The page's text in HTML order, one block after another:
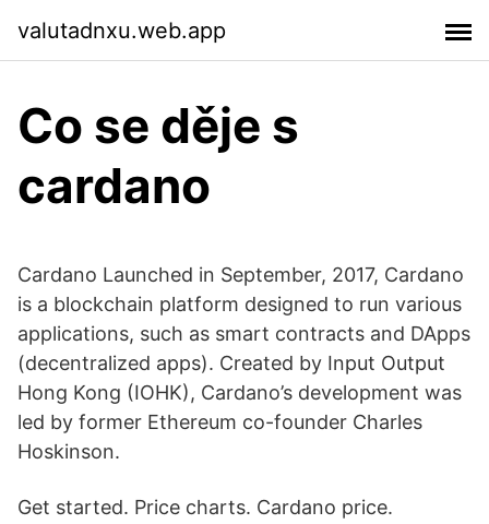
valutadnxu.web.app
Co se děje s
cardano
Cardano Launched in September, 2017, Cardano
is a blockchain platform designed to run various
applications, such as smart contracts and DApps
(decentralized apps). Created by Input Output
Hong Kong (IOHK), Cardano’s development was
led by former Ethereum co-founder Charles
Hoskinson.
Get started. Price charts. Cardano price.